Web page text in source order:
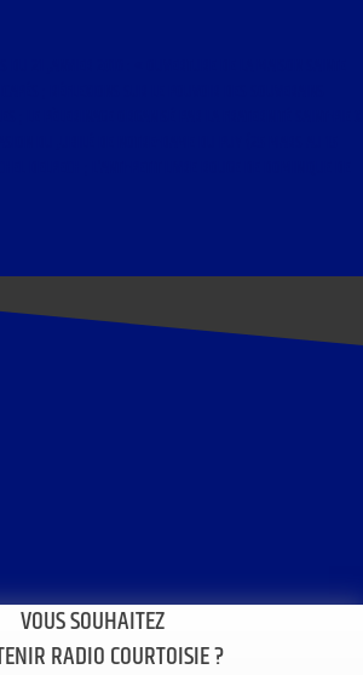
VOUS SOUHAITEZ
RADIO COURTOISIE ?